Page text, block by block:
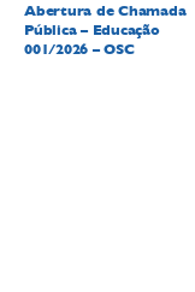
Abertura de Chamada
Pública – Educação
001/2026 – OSC